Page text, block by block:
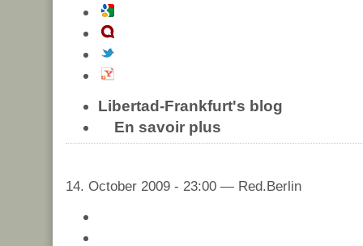
Libertad-Frankfurt's blog
En savoir plus
14. October 2009 - 23:00 — Red.Berlin